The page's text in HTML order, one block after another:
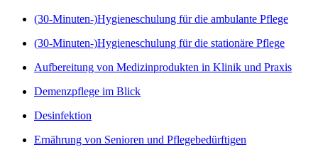
(30-Minuten-)Hygieneschulung für die ambulante Pflege
(30-Minuten-)Hygieneschulung für die stationäre Pflege
Aufbereitung von Medizinprodukten in Klinik und Praxis
Demenzpflege im Blick
Desinfektion
Ernährung von Senioren und Pflegebedürftigen